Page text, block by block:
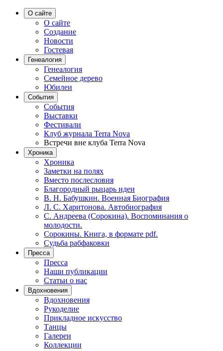
О сайте
О сайте
Создание
Новости
Гостевая
Генеалогия
Генеалогия
Семейное дерево
Юбилеи
События
События
Выставки
Фестивали
Клуб журнала Terra Nova
Встречи вне клуба Terra Nova
Хроника
Хроника
Заметки на полях
Вместо послесловия
Благородный рыцарь идеи
В. Н. Бабушкин. Военная Биография
Л. С. Харитонова. Автобиография
С. Андреева (Сорокина). Воспоминания о
молодости.
Сорокины. Книга, в формате pdf.
Судьба рабфаковки
Пресса
Пресса
Наши публикации
Статьи о нас
Вдохновения
Вдохновения
Рукоделие
Прикладное искусство
Танцы
Галереи
Коллекции